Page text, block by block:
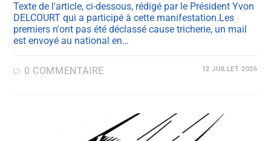
Texte de l'article, ci-dessous, rédigé par le Président Yvon
DELCOURT qui a participé à cette manifestation.Les
premiers n'ont pas été déclassé cause tricherie, un mail
est envoyé au national en…
0 COMMENTAIRE 12 JUILLET 2026